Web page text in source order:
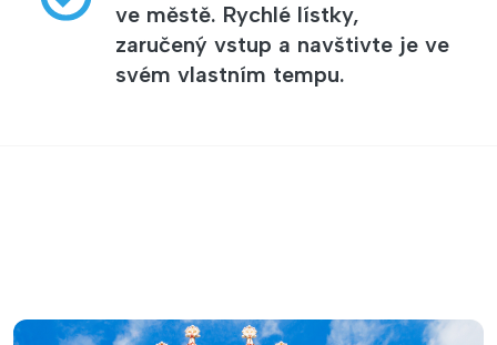
ve městě. Rychlé lístky,
zaručený vstup a navštivte je ve
svém vlastním tempu.